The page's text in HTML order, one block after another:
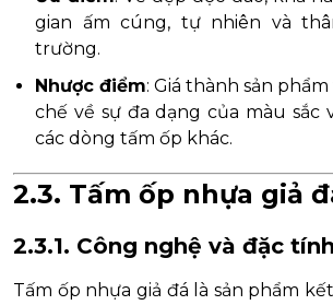
gian ấm cúng, tự nhiên và
trường.
Nhược điểm: Giá thành sản
chế về sự đa dạng của màu sắc
các dòng tấm ốp khác.
2.3. Tấm ốp nhựa giả
2.3.1. Công nghệ và đặc tính
Tấm ốp nhựa giả đá là sản phẩm